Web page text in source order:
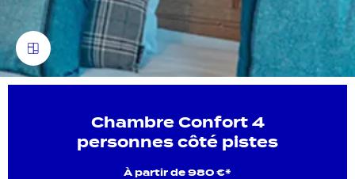
Chambre Confort 4
personnes côté pistes
À partir de 980 €*